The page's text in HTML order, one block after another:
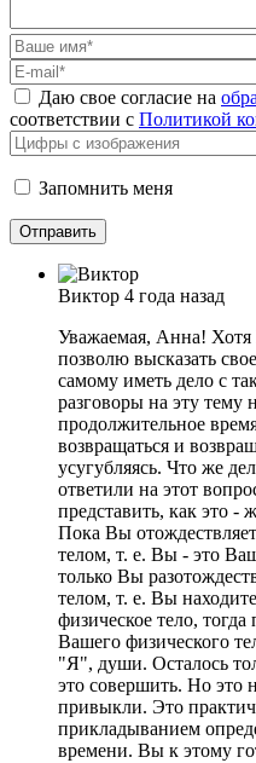
Даю свое согласие на
соответствии с Политикой
Запомнить меня
Виктор 4 года назад
Уважаемая, Анна!
позволю высказать
самому иметь дело с
разговоры на эту
продолжительное
возвращаться и
усугубляясь. Что же
ответили на этот
представить, как это -
Пока Вы
телом, т. е. Вы - это
только Вы
телом, т. е. Вы
физическое тело,
Вашего физического
"Я", души. Осталось
это совершить. Но это
привыкли. Это
прикладыванием
времени. Вы к этому